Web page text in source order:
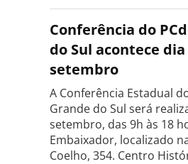
Estadual
do
PCdoB
Tocantins
será
realizada
dia
18
de
setembro
Conferência do
do Sul acontece dia
setembro
A Conferência Estadual
Grande do Sul será
setembro, das 9h às 18
Embaixador, localizado
Coelho, 354. Centro